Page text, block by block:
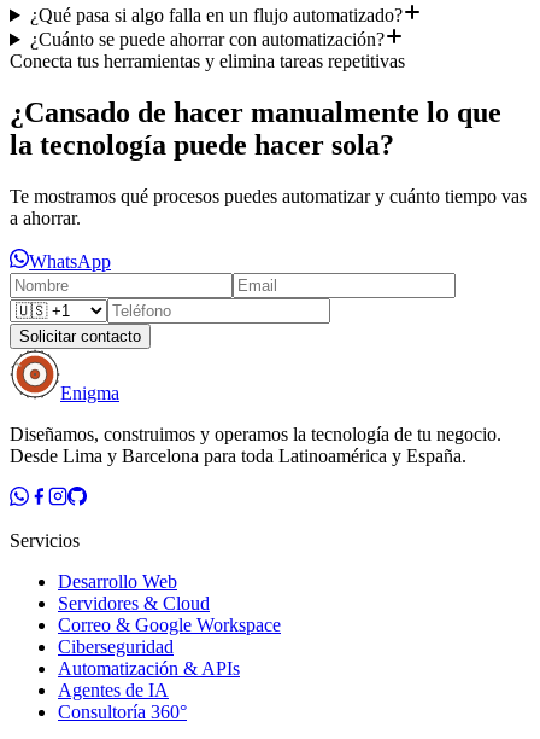
¿Qué pasa si algo falla en un flujo automatizado?
¿Cuánto se puede ahorrar con automatización?
Conecta tus herramientas y elimina tareas repetitivas
¿Cansado de hacer manualmente lo que
la tecnología puede hacer sola?
Te mostramos qué procesos puedes automatizar y cuánto tiempo vas
a ahorrar.
WhatsApp
Solicitar contacto
Enigma
Diseñamos, construimos y operamos la tecnología de tu negocio.
Desde Lima y Barcelona para toda Latinoamérica y España.
Servicios
Desarrollo Web
Servidores & Cloud
Correo & Google Workspace
Ciberseguridad
Automatización & APIs
Agentes de IA
Consultoría 360°